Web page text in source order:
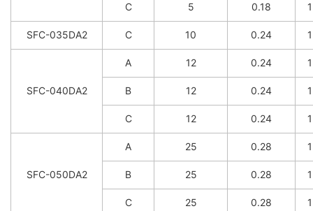
C 5 0.18
SFC-035DA2 C 10 0.24
SFC-040DA2
A 12 0.24
B 12 0.24
C 12 0.24
SFC-050DA2
A 25 0.28
B 25 0.28
C 25 0.28